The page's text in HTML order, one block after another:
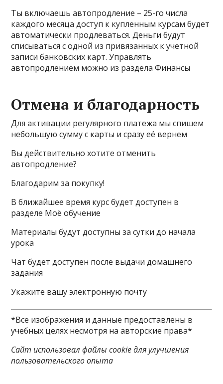
Ты включаешь автопродление – 25-го числа
каждого месяца доступ к купленным курсам будет
автоматически продлеваться. Деньги будут
списываться с одной из привязанных к учетной
записи банковских карт. Управлять
автопродлением можно из раздела Финансы
Отмена и благодарность
Для активации регулярного платежа мы спишем
небольшую сумму с карты и сразу её вернем
Вы действительно хотите отменить
автопродление?
Благодарим за покупку!
В ближайшее время курс будет доступен в
разделе Моё обучение
Материалы будут доступны за сутки до начала
урока
Чат будет доступен после выдачи домашнего
задания
Укажите вашу электронную почту
*Все изображения и данные предоставлены в
учебных целях несмотря на авторские права*
Сайт использовал файлы cookie для улучшения
пользовательского опыта